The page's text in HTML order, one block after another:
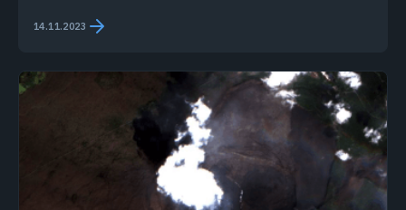
14.11.2023